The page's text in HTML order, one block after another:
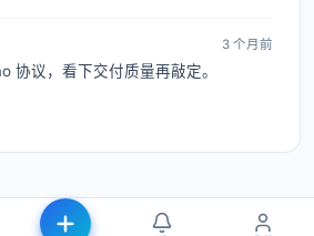
3 个月前
协议，看下交付质量再敲定。